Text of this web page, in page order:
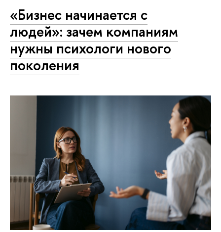
«Бизнес начинается с
людей»: зачем компаниям
нужны психологи нового
поколения